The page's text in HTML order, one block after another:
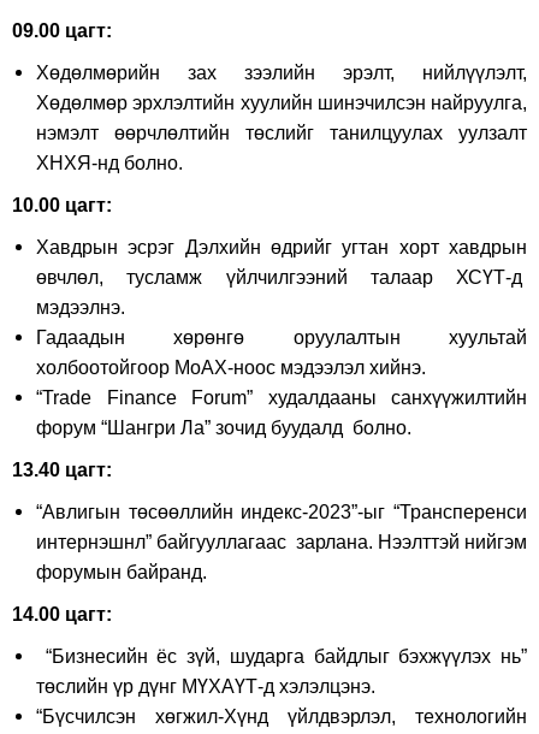
09.00 цагт:
Хөдөлмөрийн зах зээлийн эрэлт, нийлүүлэлт,
Хөдөлмөр эрхлэлтийн хуулийн шинэчилсэн найруулга,
нэмэлт өөрчлөлтийн төслийг танилцуулах уулзалт
ХНХЯ-нд болно.
10.00 цагт:
Хавдрын эсрэг Дэлхийн өдрийг угтан хорт хавдрын
өвчлөл, тусламж үйлчилгээний талаар ХСҮТ-д
мэдээлнэ.
Гадаадын хөрөнгө оруулалтын хуультай
холбоотойгоор МоАХ-ноос мэдээлэл хийнэ.
“Trade Finance Forum” худалдааны санхүүжилтийн
форум “Шангри Ла” зочид буудалд болно.
13.40 цагт:
“Авлигын төсөөллийн индекс-2023”-ыг “Трансперенси
интернэшнл” байгууллагаас зарлана. Нээлттэй нийгэм
форумын байранд.
14.00 цагт:
“Бизнесийн ёс зүй, шударга байдлыг бэхжүүлэх нь”
төслийн үр дүнг МҮХАҮТ-д хэлэлцэнэ.
“Бүсчилсэн хөгжил-Хүнд үйлдвэрлэл, технологийн